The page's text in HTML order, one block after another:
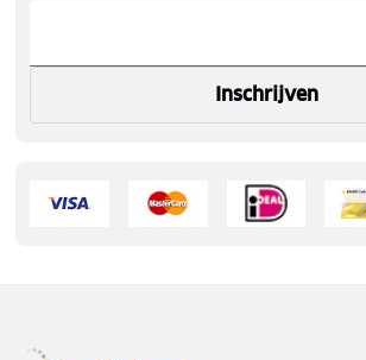
Inschrijven